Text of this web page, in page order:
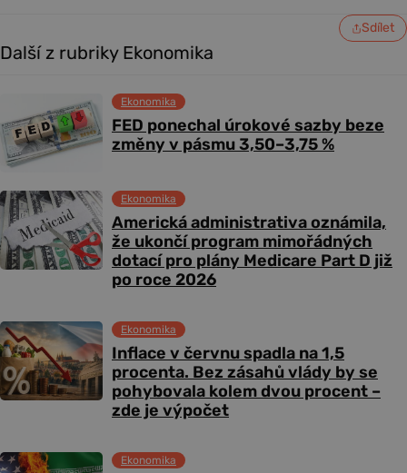
Sdílet
Další z rubriky Ekonomika
FED ponechal úrokové sazby beze
změny v pásmu 3,50–3,75 %
Ekonomika
Americká administrativa oznámila,
že ukončí program mimořádných
dotací pro plány Medicare Part D již
po roce 2026
Ekonomika
Inflace v červnu spadla na 1,5
procenta. Bez zásahů vlády by se
pohybovala kolem dvou procent –
zde je výpočet
Ekonomika
Ekonomika